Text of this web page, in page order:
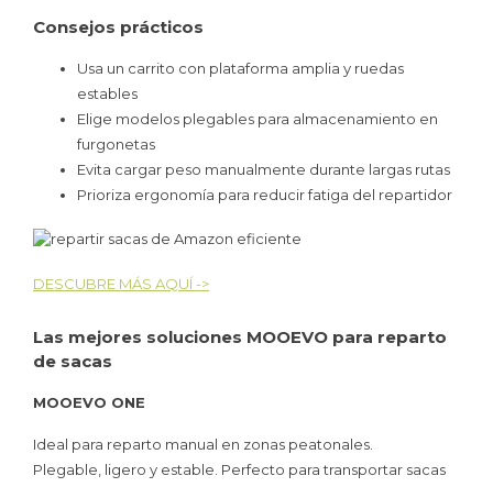
Consejos prácticos
Usa un carrito con plataforma amplia y ruedas
estables
Elige modelos plegables para almacenamiento en
furgonetas
Evita cargar peso manualmente durante largas rutas
Prioriza ergonomía para reducir fatiga del repartidor
DESCUBRE MÁS AQUÍ ->
Las mejores soluciones MOOEVO para reparto
de sacas
MOOEVO ONE
Ideal para reparto manual en zonas peatonales.
Plegable, ligero y estable. Perfecto para transportar sacas